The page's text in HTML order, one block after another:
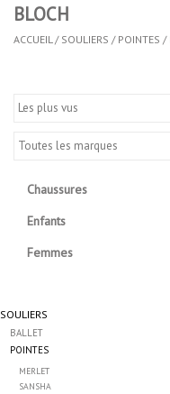
ENFANTS
PARTENARIAT
FAIT AU QUEBEC
BLOCH
ACCUEIL / SOULIERS / POINTES /
Chaussures
Enfants
Femmes
SOULIERS
BALLET
POINTES
MERLET
SANSHA